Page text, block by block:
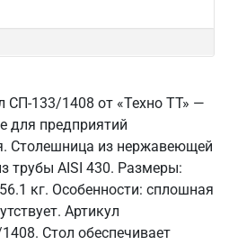
СП-133/1408 от «Техно ТТ» —
для предприятий
Столешница из нержавеющей
трубы AISI 430. Размеры:
кг. Особенности: сплошная
Артикул
Стол обеспечивает